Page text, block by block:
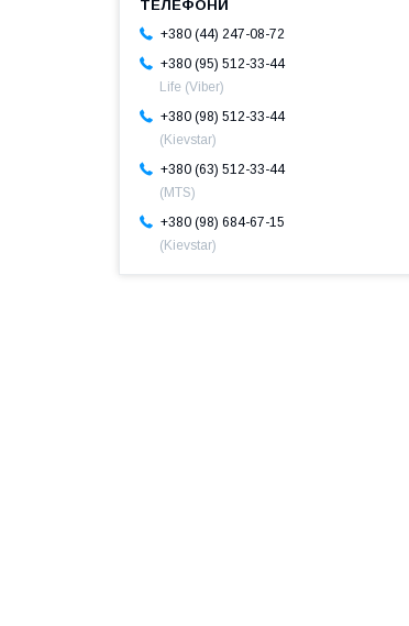
+380 (44) 247-08-72
+380 (95) 512-33-44
Life (Viber)
+380 (98) 512-33-44
(Kievstar)
+380 (63) 512-33-44
(MTS)
+380 (98) 684-67-15
(Kievstar)